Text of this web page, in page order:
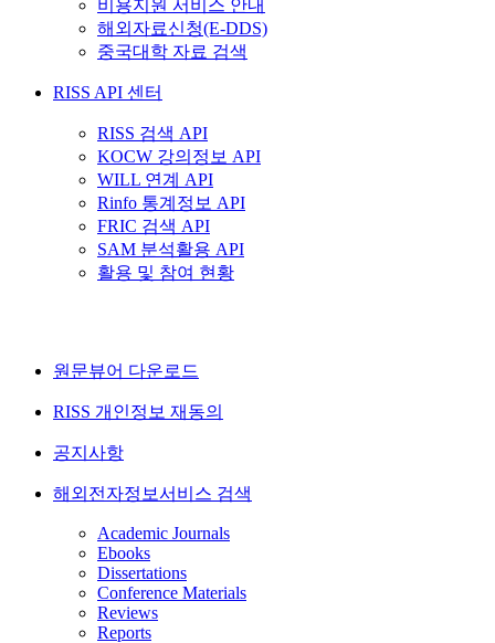
비용지원 서비스 안내
해외자료신청(E-DDS)
중국대학 자료 검색
RISS API 센터
RISS 검색 API
KOCW 강의정보 API
WILL 연계 API
Rinfo 통계정보 API
FRIC 검색 API
SAM 분석활용 API
활용 및 참여 현황
원문뷰어 다운로드
RISS 개인정보 재동의
공지사항
해외전자정보서비스 검색
Academic Journals
Ebooks
Dissertations
Conference Materials
Reviews
Reports